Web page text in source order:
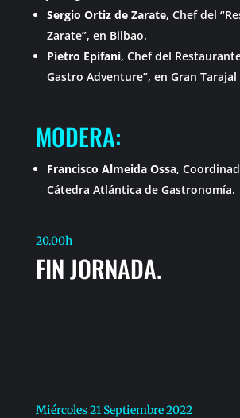
Sergio Ortiz de Zarate, Chef del
Zarate”, en Bilbao.
Pietro Epifani, Chef del
Gastro Adventure”, en Gran Tarajal
MODERA:
Francisco Almeida Ossa,
Cátedra Atlántica de Gastronomía.
20.00h
FIN JORNADA.
Miércoles 21 Septiembre 2022